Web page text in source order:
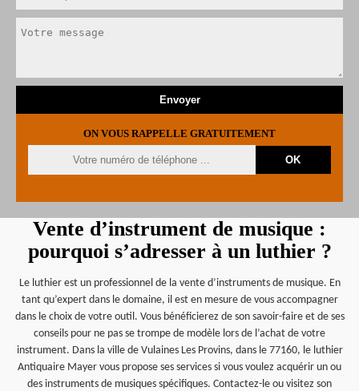
ON VOUS RAPPELLE GRATUITEMENT
Vente d’instrument de musique :
pourquoi s’adresser à un luthier ?
Le luthier est un professionnel de la vente d’instruments de musique. En
tant qu’expert dans le domaine, il est en mesure de vous accompagner
dans le choix de votre outil. Vous bénéficierez de son savoir-faire et de ses
conseils pour ne pas se trompe de modèle lors de l’achat de votre
instrument. Dans la ville de Vulaines Les Provins, dans le 77160, le luthier
Antiquaire Mayer vous propose ses services si vous voulez acquérir un ou
des instruments de musiques spécifiques. Contactez-le ou visitez son